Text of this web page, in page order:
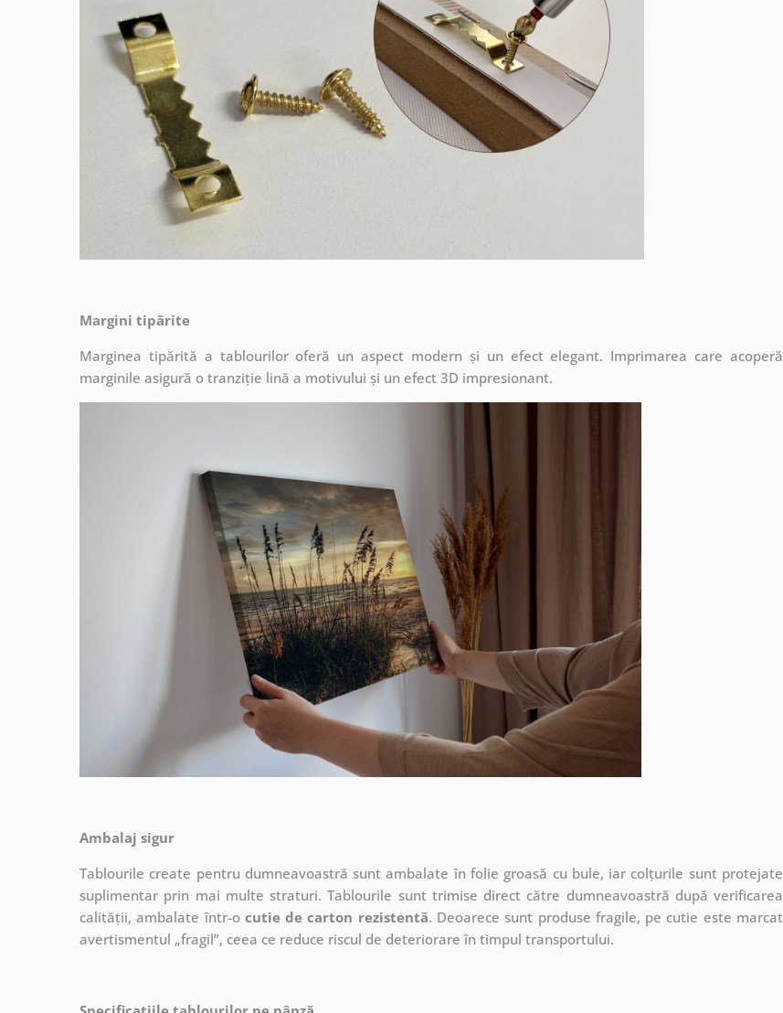
Margini tipărite
Marginea tipărită a tablourilor oferă un aspect modern și un efect elegant. Imprimarea care acoperă
marginile asigură o tranziție lină a motivului și un efect 3D impresionant.
Ambalaj sigur
Tablourile create pentru dumneavoastră sunt ambalate în folie groasă cu bule, iar colțurile sunt protejate
suplimentar prin mai multe straturi.Tablourile sunt trimise direct către dumneavoastră după verificarea
calității, ambalate într-o cutie de carton rezistentă. Deoarece sunt produse fragile, pe cutie este marcat
avertismentul „fragil”, ceea ce reduce riscul de deteriorare în timpul transportului.